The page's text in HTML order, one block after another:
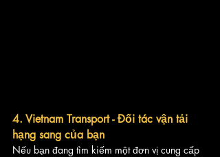
4. Vietnam Transport - Đối tác vận tải
hạng sang của bạn
Nếu bạn đang tìm kiếm một đơn vị cung cấp